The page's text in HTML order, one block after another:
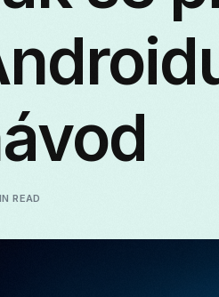
READ